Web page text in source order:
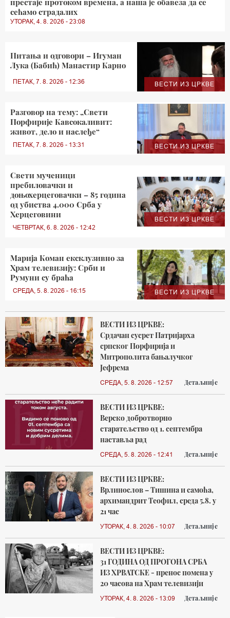
сећамо страдалих
УТОРАК, 4. 8. 2026 - 23:08
ВЕСТИ ИЗ ЦРКВЕ
Питања и одговори – Игуман
Лука (Бабић) Манастир Карно
ПЕТАК, 7. 8. 2026 - 12:36
ВЕСТИ ИЗ ЦРКВЕ
Разговор на тему: „Свети
Порфирије Кавсокаливит:
живот, дело и наслеђе“
ПЕТАК, 7. 8. 2026 - 13:31
ВЕСТИ ИЗ ЦРКВЕ
Свети мученици
пребиловачки и
доњохерцеговачки – 85 година
од убиства 4.000 Срба у
Херцеговини
ЧЕТВРТАК, 6. 8. 2026 - 12:42
ВЕСТИ ИЗ ЦРКВЕ
Марија Коман ексклузивно за
Храм телевизију: Срби и
Румуни су браћа
СРЕДА, 5. 8. 2026 - 16:15
ВЕСТИ ИЗ ЦРКВЕ:
Срдачан сусрет Патријарха
српског Порфирија и
Митрополита бањалучког
Јефрема
СРЕДА, 5. 8. 2026 - 12:57 Детаљније
ВЕСТИ ИЗ ЦРКВЕ:
Верско добротворно
старатељство од 1. септембра
наставља рад
СРЕДА, 5. 8. 2026 - 12:41 Детаљније
ВЕСТИ ИЗ ЦРКВЕ:
Врлинослов – Тишина и самоћа,
архимандрит Теофил, среда 5.8. у
21 час
УТОРАК, 4. 8. 2026 - 10:07 Детаљније
ВЕСТИ ИЗ ЦРКВЕ:
31 ГОДИНА ОД ПРОГОНА СРБА
ИЗ ХРВАТСКЕ - пренос помена у
20 часова на Храм телевизији
УТОРАК, 4. 8. 2026 - 13:09 Детаљније